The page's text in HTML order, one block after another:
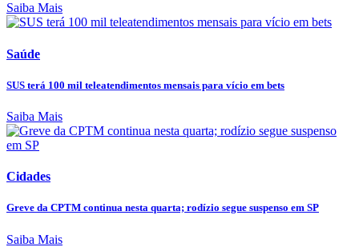
Saiba Mais
Saúde
SUS terá 100 mil teleatendimentos mensais para vício em bets
Saiba Mais
Cidades
Greve da CPTM continua nesta quarta; rodízio segue suspenso em SP
Saiba Mais